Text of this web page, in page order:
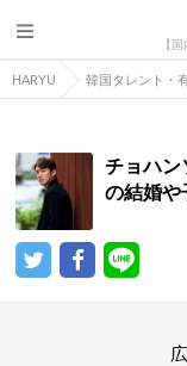
【
HARYU 韓国タレント・
チョハン
の結婚や